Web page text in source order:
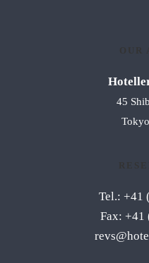
45
Tel.: +41
Fax: +41